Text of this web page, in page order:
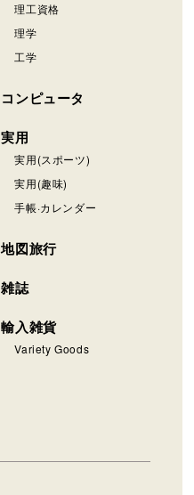
理工資格
理学
工学
コンピュータ
実用
実用(スポーツ)
実用(趣味)
手帳·カレンダー
地図旅行
雑誌
輸入雑貨
Variety Goods